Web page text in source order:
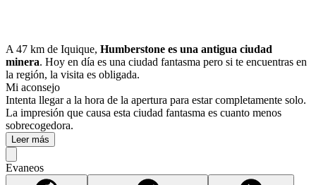
A 47 km de Iquique, Humberstone es una antigua ciudad
minera. Hoy en día es una ciudad fantasma pero si te encuentras en
la región, la visita es obligada.
Mi aconsejo
Intenta llegar a la hora de la apertura para estar completamente solo.
La impresión que causa esta ciudad fantasma es cuanto menos
sobrecogedora.
Leer más
Evaneos